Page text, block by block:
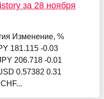
за 28 ноября
Изменение, %
181.115 -0.03
206.718 -0.01
0.57382 0.31